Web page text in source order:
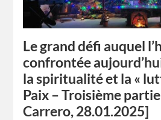
Le grand défi auquel
confrontée
la spiritualité et la «
Paix – Troisième
Carrero, 28.01.2025]